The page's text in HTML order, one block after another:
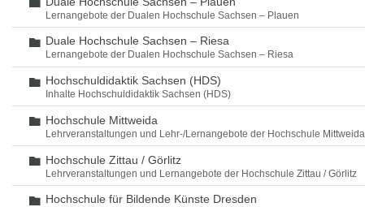
Lernangebote der Dualen Hochschule Sachsen – Plauen
Ordner
Duale Hochschule Sachsen – Riesa
Lernangebote der Dualen Hochschule Sachsen – Riesa
Ordner
Hochschuldidaktik Sachsen (HDS)
Inhalte Hochschuldidaktik Sachsen (HDS)
Ordner
Hochschule Mittweida
Lehrveranstaltungen und Lehr-/Lernangebote der Hochschule Mittweida
Ordner
Hochschule Zittau / Görlitz
Lehrveranstaltungen und Lernangebote der Hochschule Zittau / Görlitz
Ordner
Hochschule für Bildende Künste Dresden